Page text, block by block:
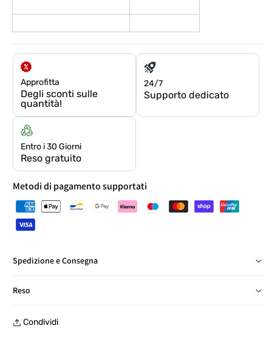
Approfitta
Degli sconti sulle
quantità!
24/7
Supporto dedicato
Entro i 30 Giorni
Reso gratuito
Metodi di pagamento supportati
Spedizione e Consegna
Reso
un punto di ritiro
Condividi